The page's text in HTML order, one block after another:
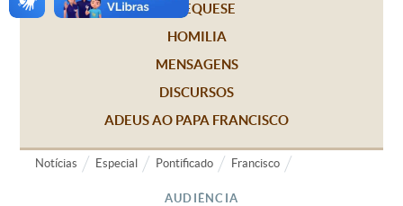
CATEQUESE
HOMILIA
MENSAGENS
DISCURSOS
ADEUS AO PAPA FRANCISCO
Notícias Especial Pontificado Francisco
AUDIÊNCIA